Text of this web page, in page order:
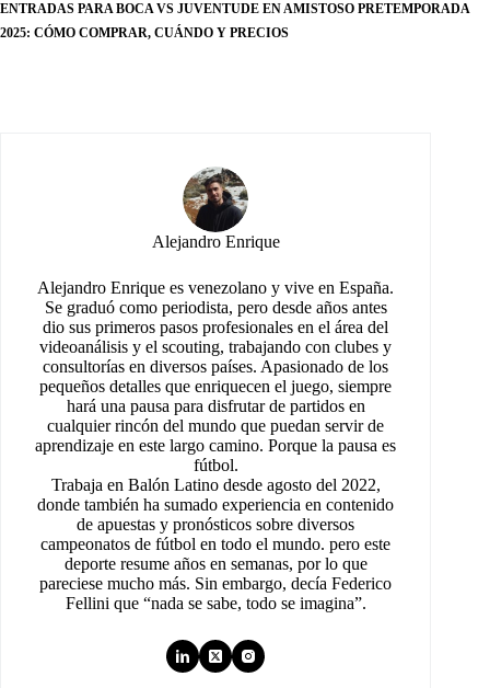
ENTRADAS PARA BOCA VS JUVENTUDE EN AMISTOSO PRETEMPORADA
2025: CÓMO COMPRAR, CUÁNDO Y PRECIOS
Alejandro Enrique
Alejandro Enrique es venezolano y vive en España.
Se graduó como periodista, pero desde años antes
dio sus primeros pasos profesionales en el área del
videoanálisis y el scouting, trabajando con clubes y
consultorías en diversos países. Apasionado de los
pequeños detalles que enriquecen el juego, siempre
hará una pausa para disfrutar de partidos en
cualquier rincón del mundo que puedan servir de
aprendizaje en este largo camino. Porque la pausa es
fútbol.
Trabaja en Balón Latino desde agosto del 2022,
donde también ha sumado experiencia en contenido
de apuestas y pronósticos sobre diversos
campeonatos de fútbol en todo el mundo. pero este
deporte resume años en semanas, por lo que
pareciese mucho más. Sin embargo, decía Federico
Fellini que “nada se sabe, todo se imagina”.